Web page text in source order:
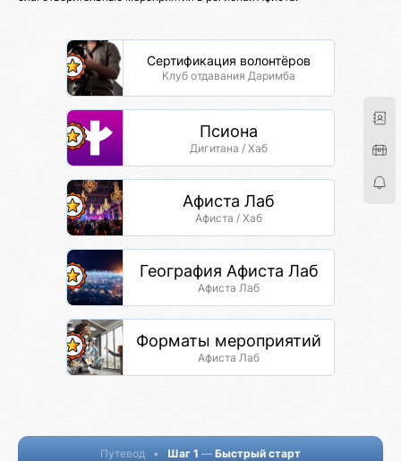
Сертификация волонтёров
Клуб отдавания Даримба
Псиона
Дигитана / Хаб
Афиста Лаб
Афиста / Хаб
География Афиста Лаб
Афиста Лаб
Форматы мероприятий
Афиста Лаб
Путевод • Шаг 1 — Быстрый старт